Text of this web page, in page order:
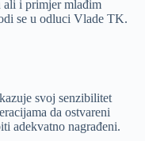
ali i primjer mlađim
se u odluci Vlade TK.
svoj senzibilitet
da ostvareni
adekvatno nagrađeni.